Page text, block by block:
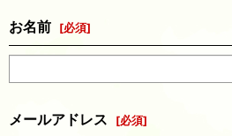
お名前 [必須]
メールアドレス [必須]